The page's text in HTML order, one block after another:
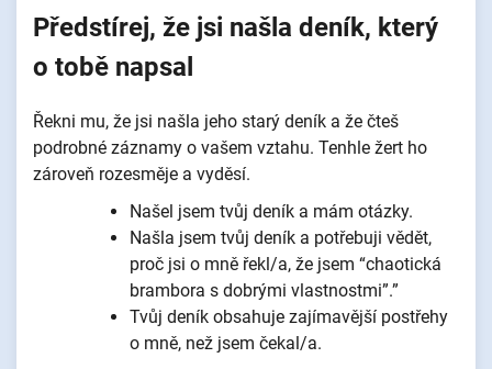
Předstírej, že jsi našla deník, který
o tobě napsal
Řekni mu, že jsi našla jeho starý deník a že čteš
podrobné záznamy o vašem vztahu. Tenhle žert ho
zároveň rozesměje a vyděsí.
Našel jsem tvůj deník a mám otázky.
Našla jsem tvůj deník a potřebuji vědět,
proč jsi o mně řekl/a, že jsem “chaotická
brambora s dobrými vlastnostmi”.”
Tvůj deník obsahuje zajímavější postřehy
o mně, než jsem čekal/a.